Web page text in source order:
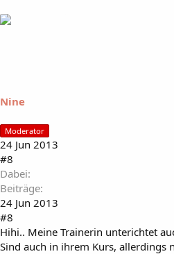
Nine
Moderator
24 Jun 2013
#8
Dabei
Beiträge
24 Jun 2013
#8
Hihi.. Meine Trainerin unterichtet
Sind auch in ihrem Kurs, allerdings